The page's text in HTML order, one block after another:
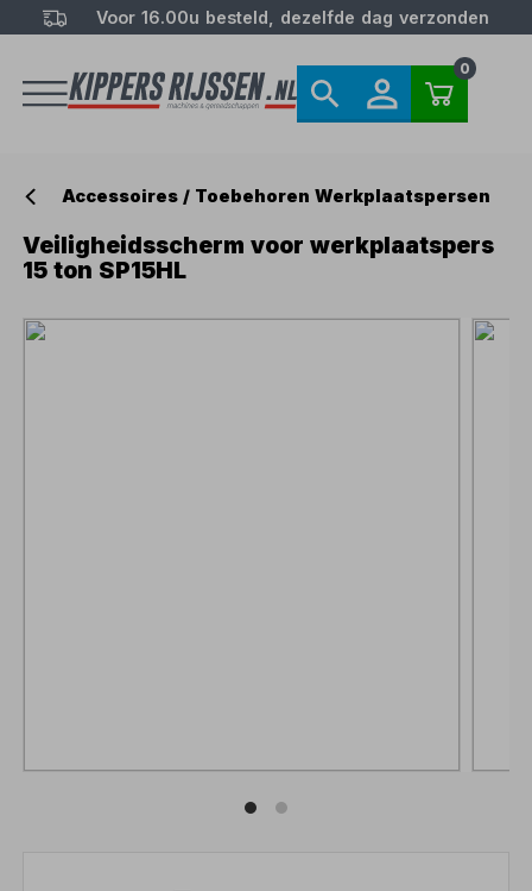
Voor 16.00u besteld, dezelfde dag verzonden
0
Accessoires / Toebehoren Werkplaatspersen
Veiligheidsscherm voor werkplaatspers
15 ton SP15HL